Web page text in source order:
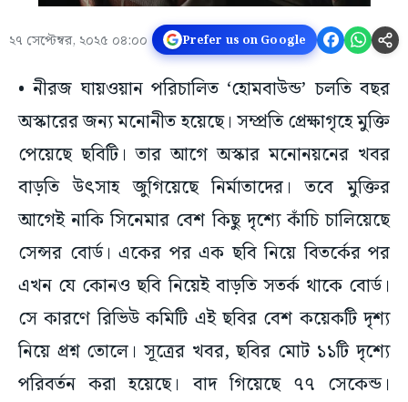
২৭ সেপ্টেম্বর, ২০২৫ ০৪:০০ Prefer us on Google
• নীরজ ঘায়ওয়ান পরিচালিত ‘হোমবাউন্ড’ চলতি বছর
অস্কারের জন্য মনোনীত হয়েছে। সম্প্রতি প্রেক্ষাগৃহে মুক্তি
পেয়েছে ছবিটি। তার আগে অস্কার মনোনয়নের খবর
বাড়তি উৎসাহ জুগিয়েছে নির্মাতাদের। তবে মুক্তির
আগেই নাকি সিনেমার বেশ কিছু দৃশ্যে কাঁচি চালিয়েছে
সেন্সর বোর্ড। একের পর এক ছবি নিয়ে বিতর্কের পর
এখন যে কোনও ছবি নিয়েই বাড়তি সতর্ক থাকে বোর্ড।
সে কারণে রিভিউ কমিটি এই ছবির বেশ কয়েকটি দৃশ্য
নিয়ে প্রশ্ন তোলে। সূত্রের খবর, ছবির মোট ১১টি দৃশ্যে
পরিবর্তন করা হয়েছে। বাদ গিয়েছে ৭৭ সেকেন্ড।